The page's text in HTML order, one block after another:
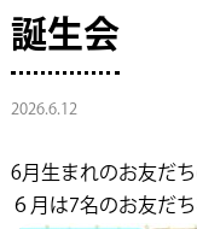
誕生会
2026.6.12
6月生まれのお友だ
６月は7名のお友だ